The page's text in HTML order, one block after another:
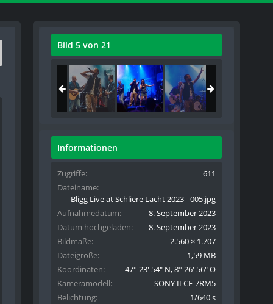
Bild 5 von 21
Informationen
Zugriffe
611
Dateiname
Bligg Live at Schliere Lacht 2023 - 005.jpg
Aufnahmedatum
8. September 2023
Datum hochgeladen
8. September 2023
Bildmaße
2.560 × 1.707
Dateigröße
1,59 MB
Koordinaten
47° 23' 54" N, 8° 26' 56" O
Kameramodell
SONY ILCE-7RM5
Belichtung
1/640 s